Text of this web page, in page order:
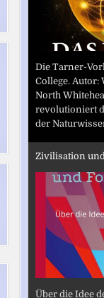
Die Tarner-
College. Autor:
North
revolutioniert
der
Zivilisation
Über die Idee